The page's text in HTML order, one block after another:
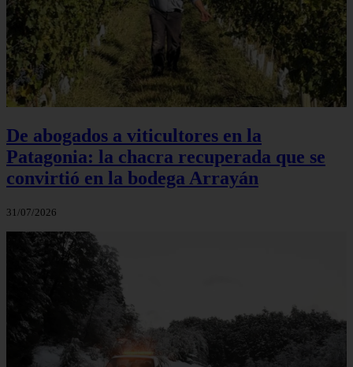
De abogados a viticultores en la
Patagonia: la chacra recuperada que se
convirtió en la bodega Arrayán
31/07/2026